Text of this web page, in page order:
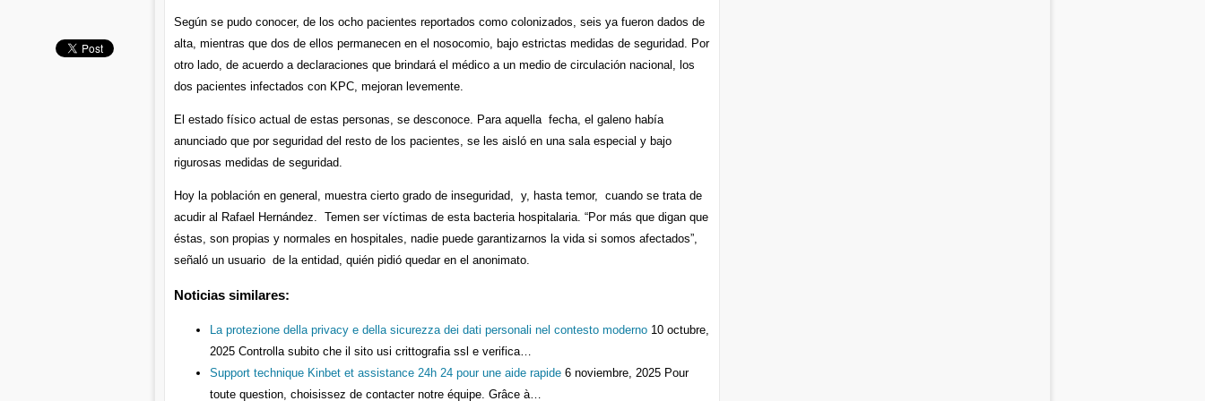
Según se pudo conocer, de los ocho pacientes reportados como colonizados, seis ya fueron dados de
alta, mientras que dos de ellos permanecen en el nosocomio, bajo estrictas medidas de seguridad. Por
otro lado, de acuerdo a declaraciones que brindará el médico a un medio de circulación nacional, los
dos pacientes infectados con KPC, mejoran levemente.
El estado físico actual de estas personas, se desconoce. Para aquella fecha, el galeno había
anunciado que por seguridad del resto de los pacientes, se les aisló en una sala especial y bajo
rigurosas medidas de seguridad.
Hoy la población en general, muestra cierto grado de inseguridad, y, hasta temor, cuando se trata de
acudir al Rafael Hernández. Temen ser víctimas de esta bacteria hospitalaria. “Por más que digan que
éstas, son propias y normales en hospitales, nadie puede garantizarnos la vida si somos afectados”,
señaló un usuario de la entidad, quién pidió quedar en el anonimato.
Noticias similares:
La protezione della privacy e della sicurezza dei dati personali nel contesto moderno 10 octubre,
2025 Controlla subito che il sito usi crittografia ssl e verifica…
Support technique Kinbet et assistance 24h 24 pour une aide rapide 6 noviembre, 2025 Pour
toute question, choisissez de contacter notre équipe. Grâce à…